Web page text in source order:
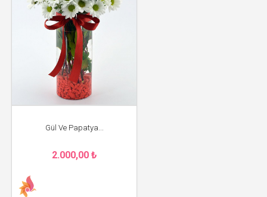
Gül Ve Papatya...
2.000,00 ₺